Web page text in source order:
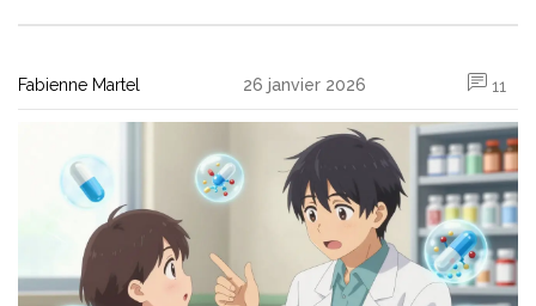
Fabienne Martel 26 janvier 2026 11